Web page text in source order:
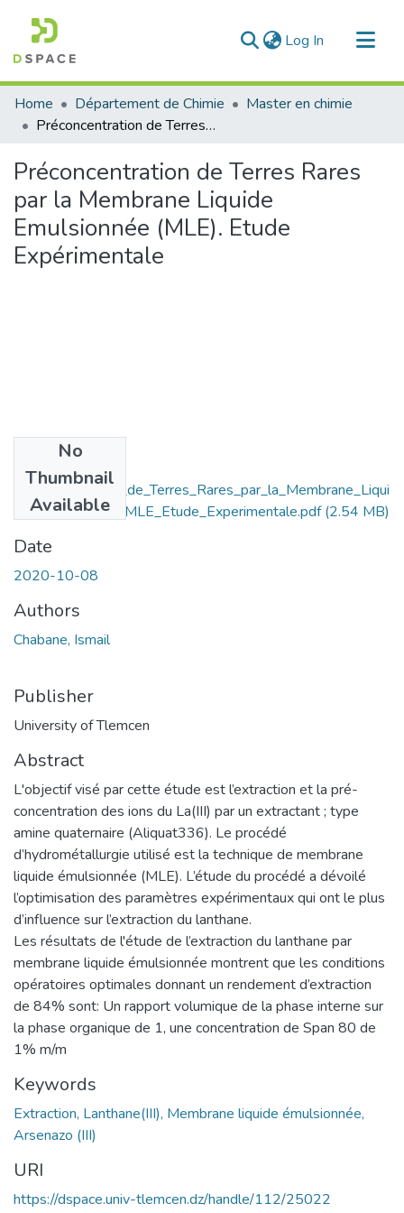
Log In (current)
Communities & Collections
All of DSpace
Home Département de Chimie
Master en chimie
Préconcentration de Terres Rares par la Membrane Liquide Emulsionnée (MLE). Etude Expérimentale
Préconcentration de Terres Rares
par la Membrane Liquide
Emulsionnée (MLE). Etude
Expérimentale
No
Thumbnail
Available
Preconcentration_de_Terres_Rares_par_la_Membrane_Liqui
de_Emulsionnée_MLE_Etude_Experimentale.pdf(2.54 MB)
Date
2020-10-08
Authors
Chabane, Ismail
Publisher
University of Tlemcen
Abstract
L'objectif visé par cette étude est l’extraction et la pré-
concentration des ions du La(III) par un extractant ; type
amine quaternaire (Aliquat336). Le procédé
d’hydrométallurgie utilisé est la technique de membrane
liquide émulsionnée (MLE). L’étude du procédé a dévoilé
l’optimisation des paramètres expérimentaux qui ont le plus
d’influence sur l’extraction du lanthane.
Les résultats de l'étude de l’extraction du lanthane par
membrane liquide émulsionnée montrent que les conditions
opératoires optimales donnant un rendement d’extraction
de 84% sont: Un rapport volumique de la phase interne sur
la phase organique de 1, une concentration de Span 80 de
1% m/m
Keywords
Extraction, Lanthane(III), Membrane liquide émulsionnée,
Arsenazo (III)
URI
https://dspace.univ-tlemcen.dz/handle/112/25022